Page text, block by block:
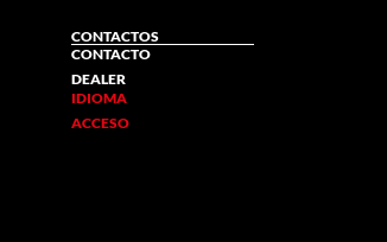
CONTACTOS
CONTACTO
DEALER
IDIOMA
ACCESO